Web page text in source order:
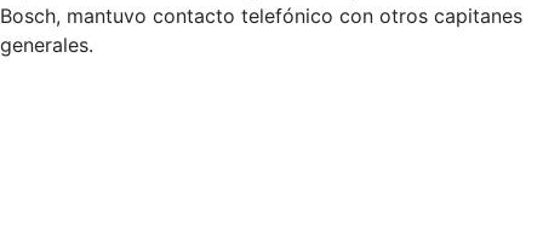
Bosch, mantuvo contacto telefónico con otros capitanes
generales.